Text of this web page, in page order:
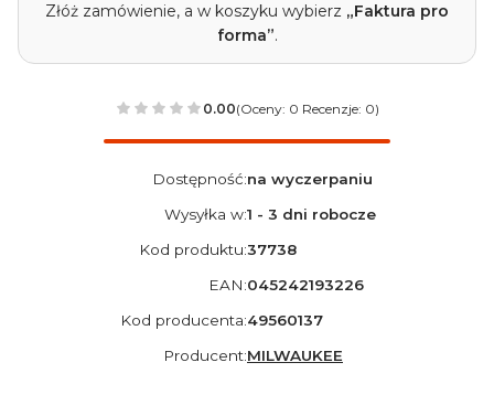
Złóż zamówienie, a w koszyku wybierz „Faktura pro
forma”.
0.00(Oceny: 0 Recenzje: 0)
Dostępność:na wyczerpaniu
Wysyłka w:1 - 3 dni robocze
Kod produktu:37738
EAN:045242193226
Kod producenta:49560137
Producent:MILWAUKEE